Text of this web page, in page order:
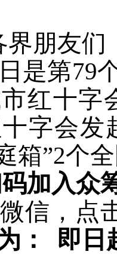
界朋友们
第79个
红十字
字会发
箱”2个
加入众
，点击
： 即日